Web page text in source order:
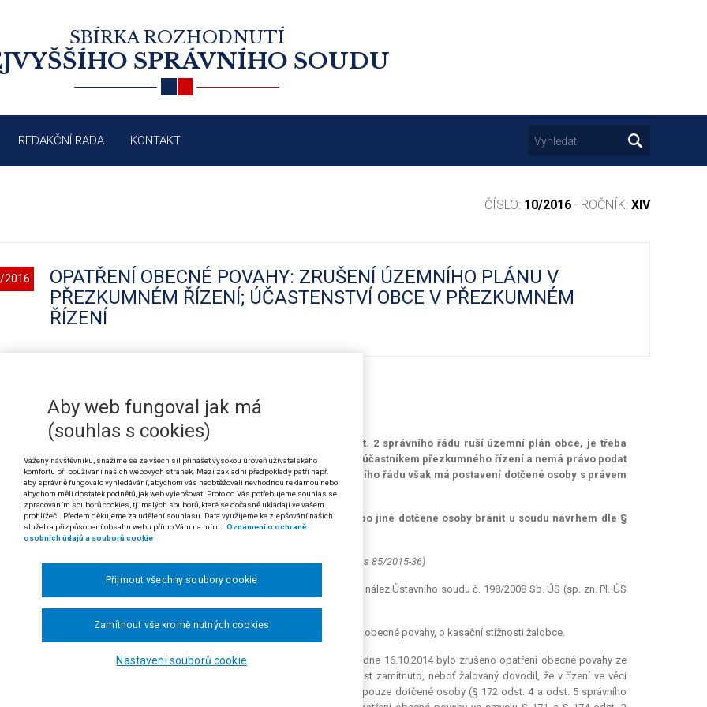
SBÍRKA ROZHODNUTÍ
SPRÁVNÍHO SOUDU
REDAKČNÍ RADA KONTAKT
ČÍSLO: 10/2016 · ROČNÍK: XIV
2016
OPATŘENÍ OBECNÉ POVAHY: ZRUŠENÍ ÚZEMNÍHO PLÁNU V
PŘEZKUMNÉM ŘÍZENÍ; ÚČASTENSTVÍ OBCE V PŘEZKUMNÉM
ŘÍZENÍ
odst. 5 a § 174 odst. 2 správního řádu (č. 500/2004 Sb.)
soudního řádu správního ve znění zákonů č. 127/2005 Sb. a č. 303/2011 Sb.
akt, kterým se v přezkumném řízení provedeném dle § 174 odst. 2 správního řádu ruší územní plán obce, je třeba
za opatření obecné povahy. Obec, jejíž územní plán byl zrušen, není účastníkem přezkumného řízení a nemá právo podat
přezkumu odvolání. Za přiměřeného použití § 172 odst. 5 správního řádu však má postavení dotčené osoby s právem
přezkumném řízení proti návrhu výsledného aktu námitky.
zrušení územního plánu v přezkumném řízení se mohou obec nebo jiné dotčené osoby bránit u soudu návrhem dle §
ř. s.
rozšířeného senátu Nejvyššího správního soudu ze dne 27.7.2016, čj. 5 As 85/2015-36)
č. 1831/2009 Sb. NSS, č. 1910/2009 Sb. NSS a č. 2321/2011 Sb. NSS; nález Ústavního soudu č. 198/2008 Sb. ÚS (sp. zn. Pl. ÚS
Vimperk proti Ministerstvu pro místní rozvoj, za účasti Marty M., o opatření obecné povahy, o kasační stížnosti žalobce.
Krajského úřadu Jihočeského kraje vydaného v přezkumném řízení dne 16.10.2014 bylo zrušeno opatření obecné povahy ze
- územní plán města Vimperk. Odvolání žalobce bylo pro nepřípustnost zamítnuto, neboť žalovaný dovodil, že v řízení ve věci
opatření obecné povahy, resp. pořizování a vydávání územního plánu, existují pouze dotčené osoby (§ 172 odst. 4 a odst. 5 správního
Aby web fungoval jak má
(souhlas s cookies)
Vážený návštěvníku, snažíme se ze všech sil přinášet vysokou úroveň uživatelského
komfortu při používání našich webových stránek. Mezi základní předpoklady patří např.
aby správně fungovalo vyhledávání, abychom vás neobtěžovali nevhodnou reklamou nebo
abychom měli dostatek podnětů, jak web vylepšovat. Proto od Vás potřebujeme souhlas se
zpracováním souborů cookies, tj. malých souborů, které se dočasně ukládají ve vašem
prohlížeči. Předem děkujeme za udělení souhlasu. Data využijeme ke zlepšování našich
služeb a přizpůsobení obsahu webu přímo Vám na míru.
Oznámení o ochraně
osobních údajů a souborů cookie
Nastavení souborů cookie
Zamítnout vše kromě nutných cookies
Přijmout všechny soubory cookie